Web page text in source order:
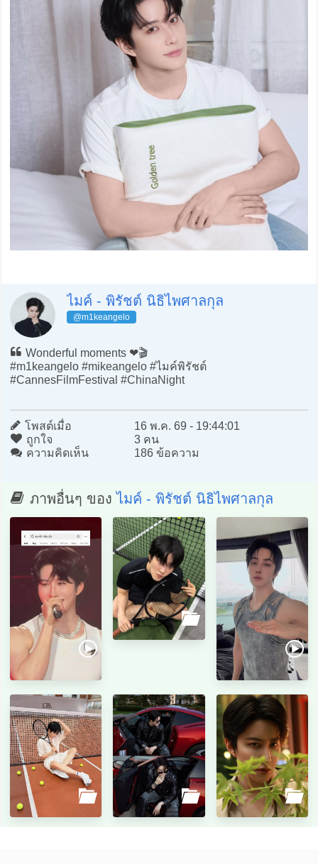
ไมค์ - พิรัชต์ นิธิไพศาลกุล
@m1keangelo
Wonderful moments ❤️🎬
#m1keangelo #mikeangelo #ไมค์พิรัชต์
#CannesFilmFestival #ChinaNight
โพสต์เมื่อ
16 พ.ค. 69 - 19:44:01
ถูกใจ
3 คน
ความคิดเห็น
186 ข้อความ
ภาพอื่นๆ ของไมค์ - พิรัชต์ นิธิไพศาลกุล